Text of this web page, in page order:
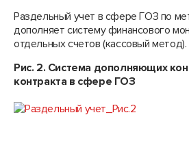
Раздельный учет в сфере ГОЗ по
дополняет систему финансового
отдельных счетов (кассовый метод).
Рис. 2. Система дополняющих
контракта в сфере ГОЗ